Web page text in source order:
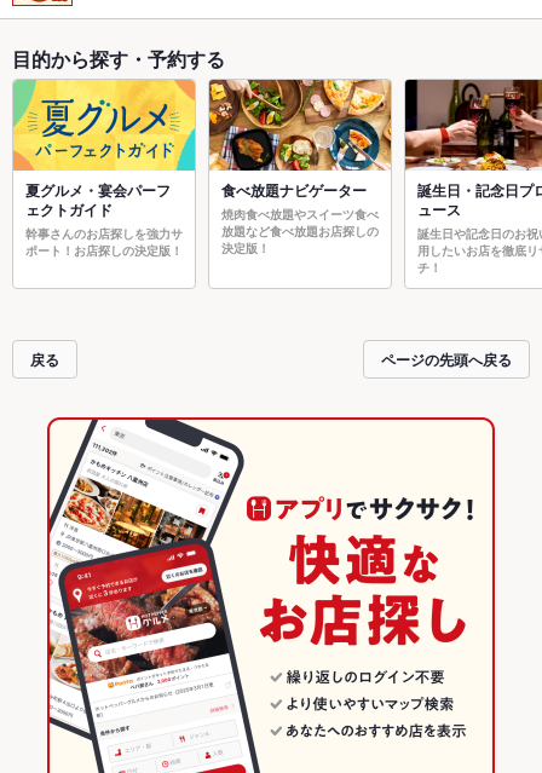
目的から探す・予約する
夏グルメ・宴会パーフ
ェクトガイド
幹事さんのお店探しを強力サ
ポート！お店探しの決定版！
食べ放題ナビゲーター
焼肉食べ放題やスイーツ食べ
放題など食べ放題お店探しの
決定版！
誕生日・記念日プ
ュース
誕生日や記念日のお祝
用したいお店を徹底リ
チ！
戻る ページの先頭へ戻る